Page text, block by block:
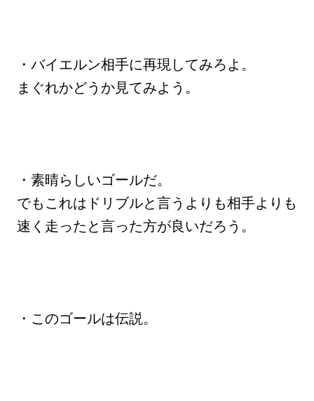
・バイエルン相手に再現してみろよ。
まぐれかどうか見てみよう。
・素晴らしいゴールだ。
でもこれはドリブルと言うよりも相手よりも
速く走ったと言った方が良いだろう。
・このゴールは伝説。